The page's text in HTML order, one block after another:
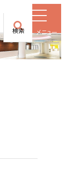
検索 メニュー